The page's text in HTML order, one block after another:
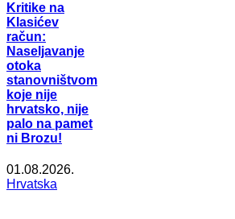
Kritike na
Klasićev
račun:
Naseljavanje
otoka
stanovništvom
koje nije
hrvatsko, nije
palo na pamet
ni Brozu!
01.08.2026.
Hrvatska